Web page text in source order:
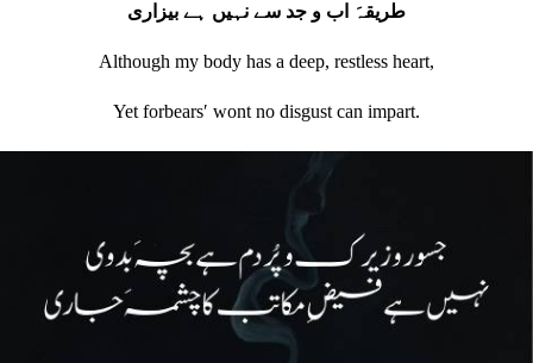
طریقہَ اب و جد سے نہیں ہے بیزاری
Although my body has a deep, restless heart,
Yet forbearsʹ wont no disgust can impart.